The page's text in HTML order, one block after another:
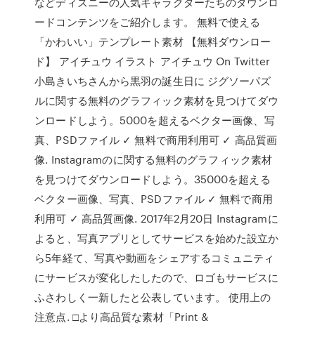
ードコンテンツをご紹介します。 無料で使える
「かわいい」テンプレート素材 【無料ダウンロー
ド】 アイチュウ イラスト アイチュウ On Twitter
小島きいちさんから黒羽の誕生日に ジグソーパズ
ルに関する無料のグラフィック素材を見つけてダウ
ンロードしよう。5000を超えるベクター画像、写
真、PSDファイル ✓ 無料で商用利用可 ✓ 高品質画
像. Instagramのに関する無料のグラフィック素材
を見つけてダウンロードしよう。35000を超える
ベクター画像、写真、PSDファイル ✓ 無料で商用
利用可 ✓ 高品質画像. 2017年2月20日 Instagramに
よると、写真アプリとしてサービスを始めた設立か
ら5年経て、写真や動画をシェアするコミュニティ
にサービスが変化したしたので、ロゴもサービスに
ふさわしく一新したと公表しています。 使用上の
注意点. □より高品質な素材「Print &